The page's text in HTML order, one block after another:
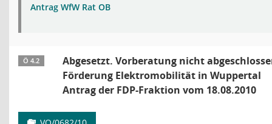
Antrag WfW Rat OB
Ö 4.2
Abgesetzt. Vorberatung nicht
Förderung Elektromobilität in Wuppertal
Antrag der FDP-Fraktion vom 18.08.2010